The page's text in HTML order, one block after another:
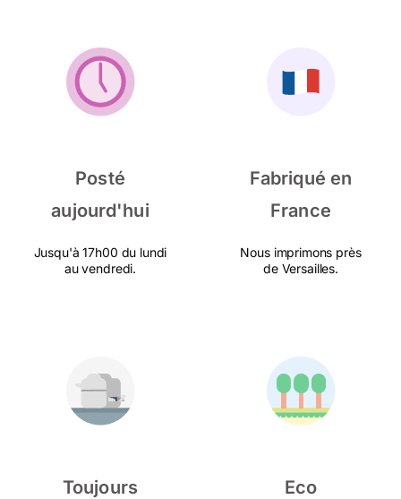
Posté
aujourd'hui
Jusqu'à 17h00 du lundi
au vendredi.
Fabriqué en
France
Nous imprimons près
de Versailles.
Toujours
Eco